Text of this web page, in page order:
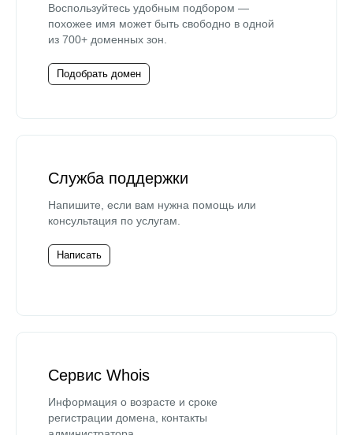
Воспользуйтесь удобным подбором —
похожее имя может быть свободно в одной
из 700+ доменных зон.
Подобрать домен
Служба поддержки
Напишите, если вам нужна помощь или
консультация по услугам.
Написать
Сервис Whois
Информация о возрасте и сроке
регистрации домена, контакты